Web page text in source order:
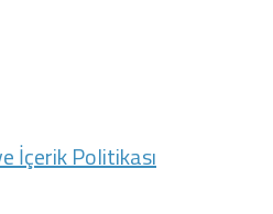
İçerik Politikası